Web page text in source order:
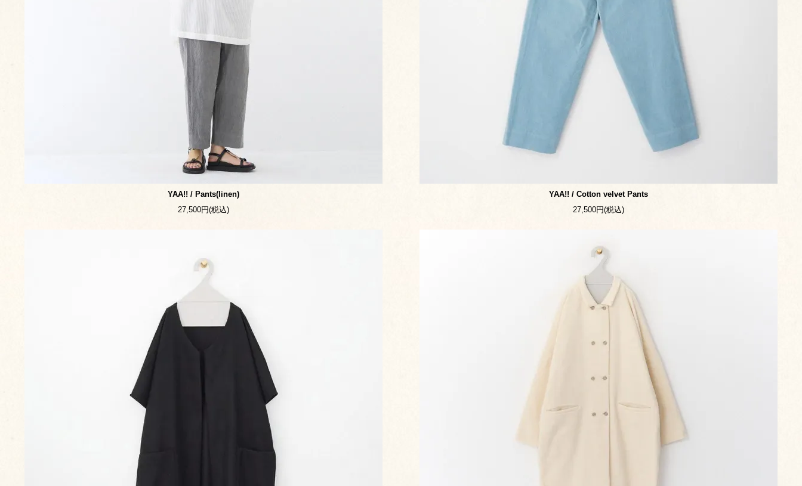
YAA!! / Pants(linen)
27,500円(税込)
YAA!! / Cotton velvet Pants
27,500円(税込)